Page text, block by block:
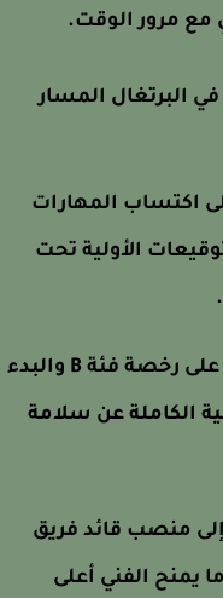
مرور الوقت.
البرتغال المسار
اكتساب المهارات
الأولية تحت
مرحلة الترخيص: الحصول على رخصة فئة B والبدء
الكاملة عن سلامة
منصب قائد فريق
الفني أعلى